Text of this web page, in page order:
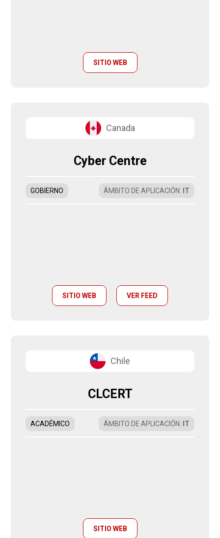
SITIO WEB
Canada
Cyber Centre
GOBIERNO ÁMBITO DE APLICACIÓN: IT
SITIO WEB VER FEED
Chile
CLCERT
ACADÉMICO ÁMBITO DE APLICACIÓN: IT
SITIO WEB